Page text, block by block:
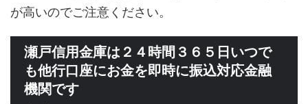
が高いのでご注意ください。
瀬戸信用金庫は２４時間３６５日いつで
も他行口座にお金を即時に振込対応金融
機関です